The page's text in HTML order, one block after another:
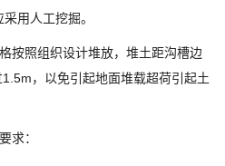
用人工挖掘。
照组织设计堆放，堆土距沟槽边
，以免引起地面堆载超荷引起土
求：